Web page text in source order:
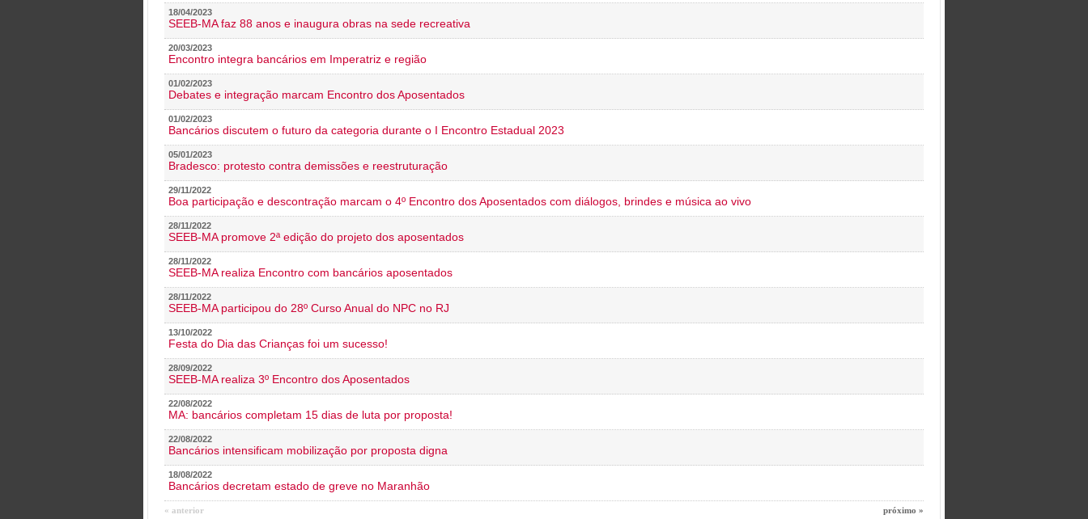
18/04/2023
SEEB-MA faz 88 anos e inaugura obras na sede recreativa
20/03/2023
Encontro integra bancários em Imperatriz e região
01/02/2023
Debates e integração marcam Encontro dos Aposentados
01/02/2023
Bancários discutem o futuro da categoria durante o I Encontro Estadual 2023
05/01/2023
Bradesco: protesto contra demissões e reestruturação
29/11/2022
Boa participação e descontração marcam o 4º Encontro dos Aposentados com diálogos, brindes e música ao vivo
28/11/2022
SEEB-MA promove 2ª edição do projeto dos aposentados
28/11/2022
SEEB-MA realiza Encontro com bancários aposentados
28/11/2022
SEEB-MA participou do 28º Curso Anual do NPC no RJ
13/10/2022
Festa do Dia das Crianças foi um sucesso!
28/09/2022
SEEB-MA realiza 3º Encontro dos Aposentados
22/08/2022
MA: bancários completam 15 dias de luta por proposta!
22/08/2022
Bancários intensificam mobilização por proposta digna
18/08/2022
Bancários decretam estado de greve no Maranhão
« anterior próximo »